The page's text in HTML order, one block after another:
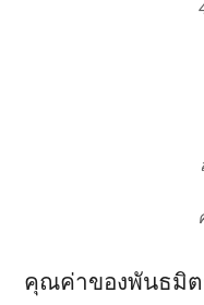
คุณค่าของพันธมิ